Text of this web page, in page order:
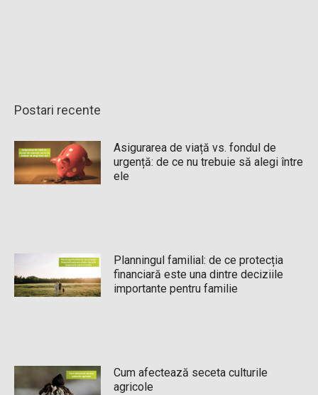
Postari recente
Asigurarea de viață vs. fondul de
urgență: de ce nu trebuie să alegi între
ele
Planningul familial: de ce protecția
financiară este una dintre deciziile
importante pentru familie
Cum afectează seceta culturile
agricole